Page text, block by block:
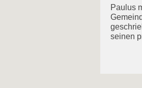
Paulus
seinen